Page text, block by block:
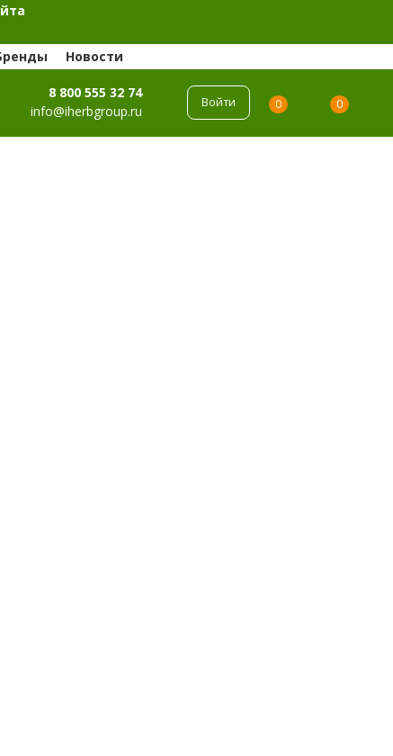
Новости
8 800 555 32 74
info@iherbgroup.ru
Войти 0 0